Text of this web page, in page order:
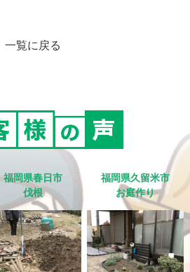
一覧に戻る
福岡県春日市
伐根
福岡県久留米市
お庭作り